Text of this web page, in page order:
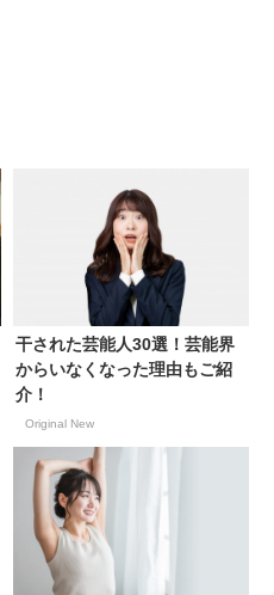
干された芸能人30選！芸能界
からいなくなった理由もご紹
介！
Original New